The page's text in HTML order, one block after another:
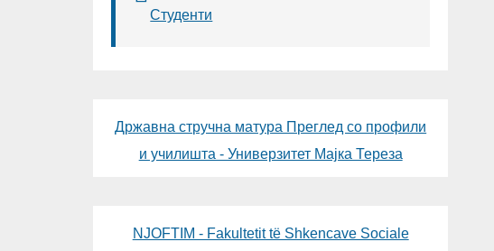
Студенти
Државна стручна матура Преглед со профили
и училишта - Универзитет Мајка Тереза
NJOFTIM - Fakultetit të Shkencave Sociale